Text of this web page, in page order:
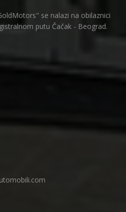
se nalazi na obilaznici
putu Čačak - Beograd.